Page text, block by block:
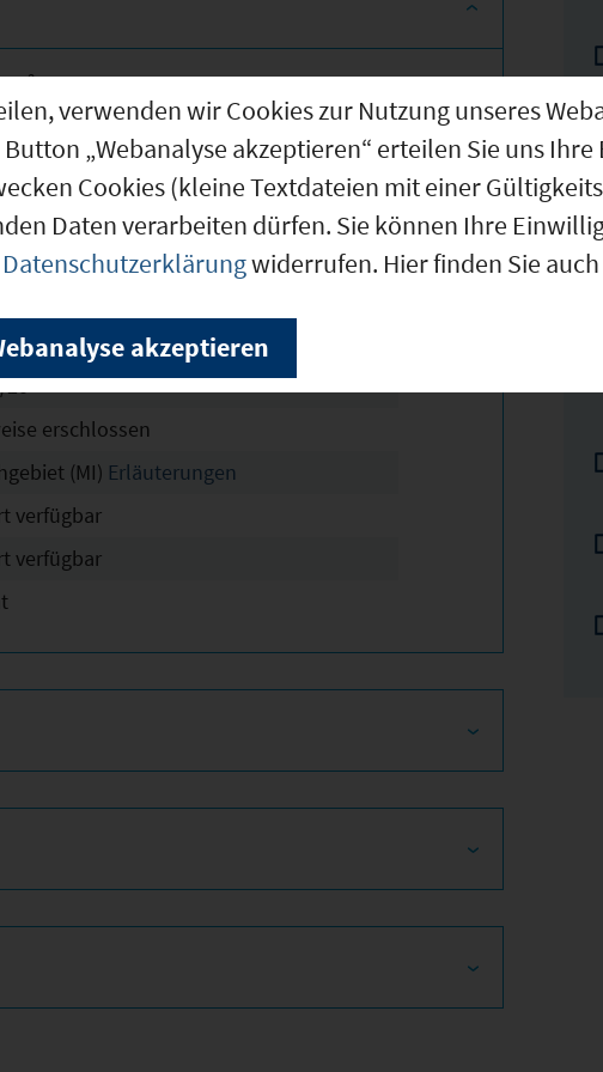
m²
m²
m²
Äußeren Regensburger Straße Teil III
20
erschlossen
(MI) Erläuterungen
verfügbar
verfügbar
verwenden wir Cookies zur Nutzung unseres
„Webanalyse akzeptieren“ erteilen Sie uns
Cookies (kleine Textdateien mit einer
Daten verarbeiten dürfen. Sie können Ihre
Datenschutzerklärungwiderrufen. Hier finden Sie
akzeptieren